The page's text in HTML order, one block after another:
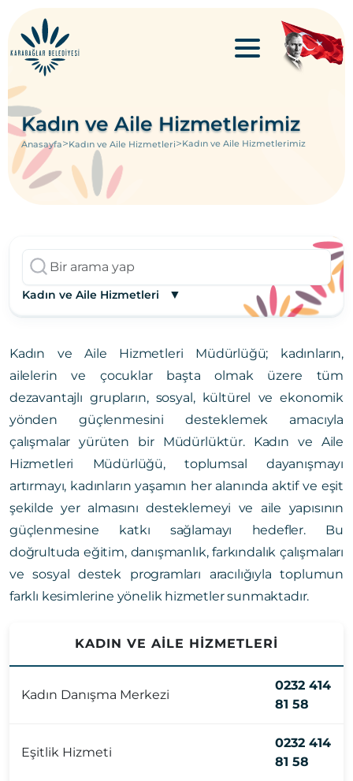
Kadın ve Aile Hizmetlerimiz
Anasayfa>Kadın ve Aile Hizmetleri>Kadın ve Aile Hizmetlerimiz
Kadın ve Aile Hizmetleri ▼
Kadın ve Aile Hizmetleri Müdürlüğü; kadınların,
ailelerin ve çocuklar başta olmak üzere tüm
dezavantajlı grupların, sosyal, kültürel ve ekonomik
yönden güçlenmesini desteklemek amacıyla
çalışmalar yürüten bir Müdürlüktür. Kadın ve Aile
Hizmetleri Müdürlüğü, toplumsal dayanışmayı
artırmayı, kadınların yaşamın her alanında aktif ve eşit
şekilde yer almasını desteklemeyi ve aile yapısının
güçlenmesine katkı sağlamayı hedefler. Bu
doğrultuda eğitim, danışmanlık, farkındalık çalışmaları
ve sosyal destek programları aracılığıyla toplumun
farklı kesimlerine yönelik hizmetler sunmaktadır.
KADIN VE AİLE HİZMETLERİ
Kadın Danışma Merkezi
0232 414
81 58
Eşitlik Hizmeti
0232 414
81 58